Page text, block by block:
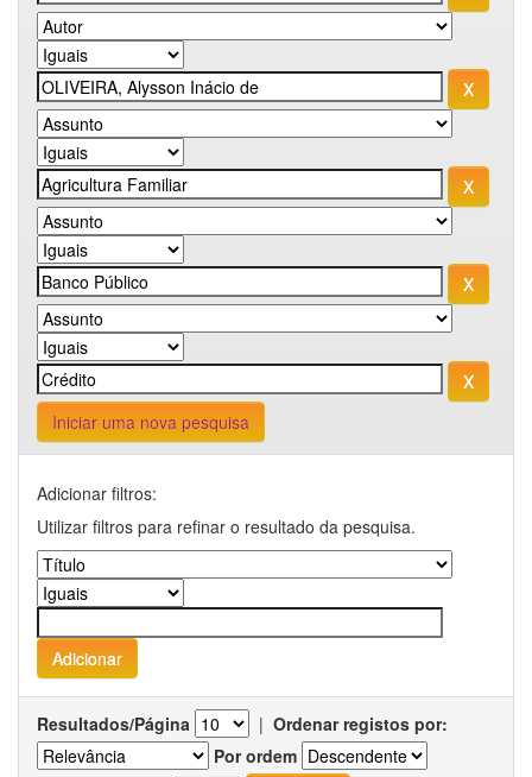
Iniciar uma nova pesquisa
Adicionar filtros:
Utilizar filtros para refinar o resultado da pesquisa.
Resultados/Página | Ordenar registos por:
Por ordem